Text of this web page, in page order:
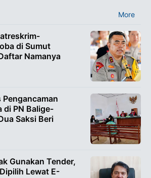
More
di Sumut
Namanya
Pengancaman
di PN Balige-
Saksi Beri
Gunakan Tender,
Lewat E-